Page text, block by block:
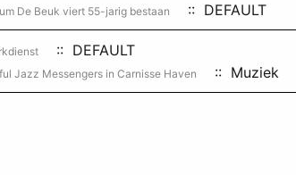
De Beuk viert 55-jarig bestaan :: DEFAULT
:: DEFAULT
Jazz Messengers in Carnisse Haven :: Muziek